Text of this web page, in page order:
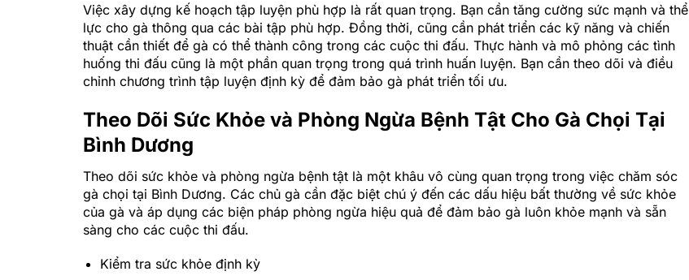
Việc xây dựng kế hoạch tập luyện phù hợp là rất quan trọng. Bạn cần tăng cường sức mạnh và thể
lực cho gà thông qua các bài tập phù hợp. Đồng thời, cũng cần phát triển các kỹ năng và chiến
thuật cần thiết để gà có thể thành công trong các cuộc thi đấu. Thực hành và mô phỏng các tình
huống thi đấu cũng là một phần quan trọng trong quá trình huấn luyện. Bạn cần theo dõi và điều
chỉnh chương trình tập luyện định kỳ để đảm bảo gà phát triển tối ưu.
Theo Dõi Sức Khỏe và Phòng Ngừa Bệnh Tật Cho Gà Chọi Tại
Bình Dương
Theo dõi sức khỏe và phòng ngừa bệnh tật là một khâu vô cùng quan trọng trong việc chăm sóc
gà chọi tại Bình Dương. Các chủ gà cần đặc biệt chú ý đến các dấu hiệu bất thường về sức khỏe
của gà và áp dụng các biện pháp phòng ngừa hiệu quả để đảm bảo gà luôn khỏe mạnh và sẵn
sàng cho các cuộc thi đấu.
Kiểm tra sức khỏe định kỳ